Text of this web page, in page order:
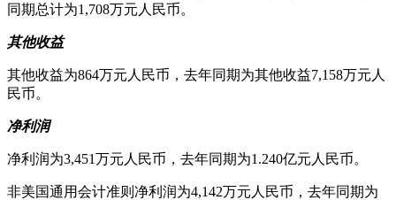
同期总计为1,708万元人民币。
其他收益
其他收益为864万元人民币，去年同期为其他收益7,158万元人
民币。
净利润
净利润为3,451万元人民币，去年同期为1.240亿元人民币。
非美国通用会计准则净利润为4,142万元人民币，去年同期为